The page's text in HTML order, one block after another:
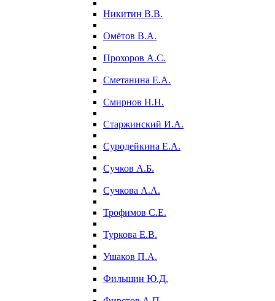
Никитин В.В.
Омётов В.А.
Прохоров А.С.
Сметанина Е.А.
Смирнов Н.Н.
Старжинский И.А.
Суродейкина Е.А.
Сучков А.Б.
Сучкова А.А.
Трофимов С.Е.
Туркова Е.В.
Ушаков П.А.
Фильшин Ю.Д.